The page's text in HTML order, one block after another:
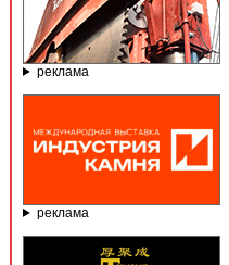
реклама
реклама